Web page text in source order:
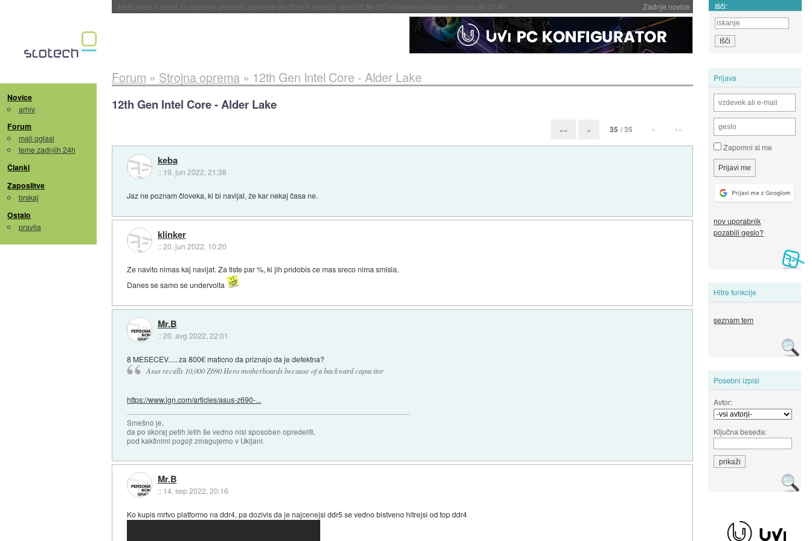
Zadnje novice
ByteDance trenira največji model umetne inteligence doslej::včeraj ob 21:37 Išči:
Novice
arhiv
Forum
mali oglasi
teme zadnjih 24h
Članki
Zaposlitve
brskaj
Ostalo
pravila
Prijava
Zapomni si me
nov uporabnik
pozabili geslo?
Hitre funkcije
seznam tem
Posebni izpisi
Avtor:
Ključna beseda:
Forum » Strojna oprema» 12th Gen Intel Core - Alder Lake
12th Gen Intel Core - Alder Lake
«« « 35 / 35 » »»
keba
:: 19. jun 2022, 21:38
Jaz ne poznam človeka, ki bi navijal, že kar nekaj časa ne.
klinker
::20. jun 2022, 10:20
Ze navito nimas kaj navijat. Za tiste par %, ki jih pridobis ce mas sreco nima smisla.
Danes se samo se undervolta
Mr.B
::20. avg 2022, 22:01
8 MESECEV..... za 800€ maticno da priznajo da je defektna?
Asus recalls 10,000 Z690 Hero motherboards because of a backward capacitor
https://www.ign.com/articles/asus-z690-...
Smešno je,
da po skoraj petih letih še vedno nisi sposoben opredeliti,
pod kakšnimi pogoji zmagujemo v Ukljani.
Mr.B
:: 14. sep 2022, 20:16
Ko kupis mrtvo platformo na ddr4, pa dozivis da je najcenejsi ddr5 se vedno bistveno hitrejsi od top ddr4